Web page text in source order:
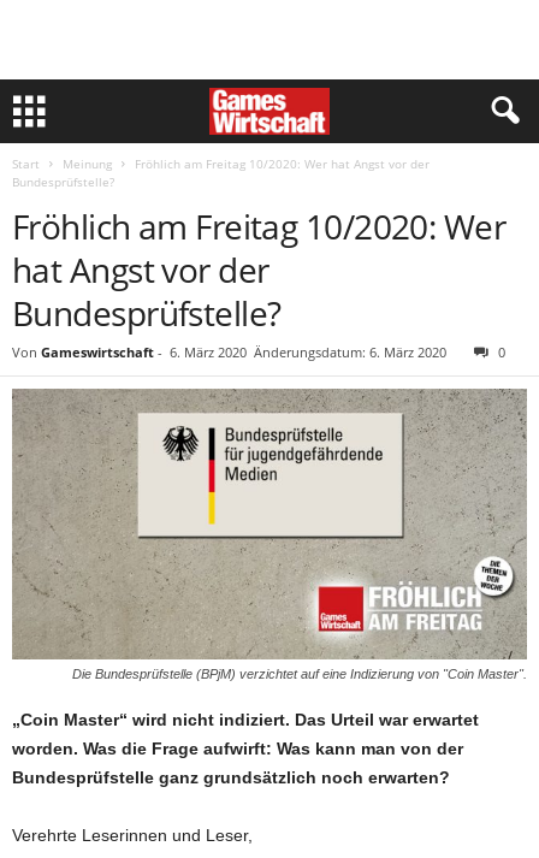
Start Meinung
Fröhlich am Freitag 10/2020: Wer hat Angst vor der
Bundesprüfstelle?
Fröhlich am Freitag 10/2020: Wer
hat Angst vor der
Bundesprüfstelle?
Von Gameswirtschaft - 6. März 2020 Änderungsdatum: 6. März 2020 0
Die Bundesprüfstelle (BPjM) verzichtet auf eine Indizierung von "Coin Master".
„Coin Master“ wird nicht indiziert. Das Urteil war erwartet
worden. Was die Frage aufwirft: Was kann man von der
Bundesprüfstelle ganz grundsätzlich noch erwarten?
Verehrte Leserinnen und Leser,